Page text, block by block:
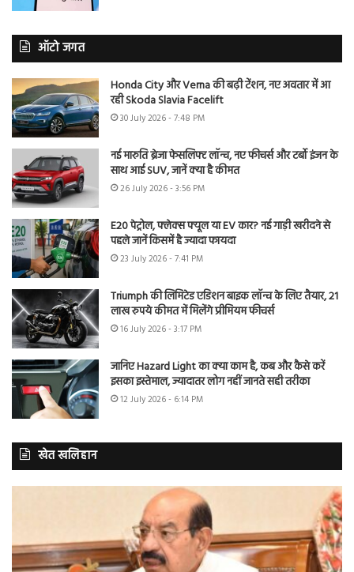
ऑटो जगत
Honda City और Verna की बढ़ी टेंशन, नए अवतार में आ
रही Skoda Slavia Facelift
30 July 2026 - 7:48 PM
नई मारुति ब्रेजा फेसलिफ्ट लॉन्च, नए फीचर्स और टर्बो इंजन के
साथ आई SUV, जानें क्या है कीमत
26 July 2026 - 3:56 PM
E20 पेट्रोल, फ्लेक्स फ्यूल या EV कार? नई गाड़ी खरीदने से
पहले जानें किसमें है ज्यादा फायदा
23 July 2026 - 7:41 PM
Triumph की लिमिटेड एडिशन बाइक लॉन्च के लिए तैयार, 21
लाख रुपये कीमत में मिलेंगे प्रीमियम फीचर्स
16 July 2026 - 3:17 PM
जानिए Hazard Light का क्या काम है, कब और कैसे करें
इसका इस्तेमाल, ज्यादातर लोग नहीं जानते सही तरीका
12 July 2026 - 6:14 PM
खेत खलिहान